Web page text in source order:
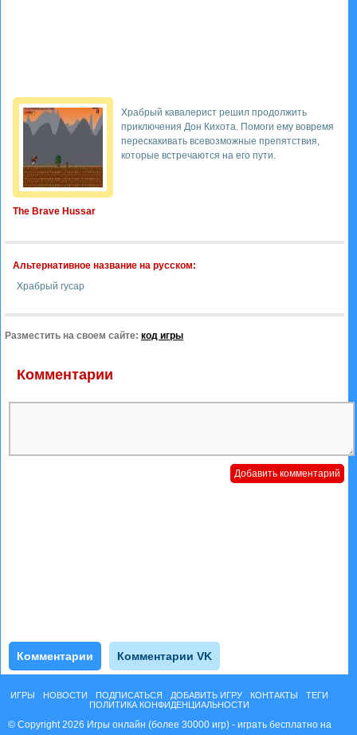
The Brave Hussar
Храбрый кавалерист решил продолжить
приключения Дон Кихота. Помоги ему вовремя
перескакивать всевозможные препятствия,
которые встречаются на его пути.
Альтернативное название на русском:
Храбрый гусар
Разместить на своем сайте: код игры
Комментарии
Комментарии Комментарии VK
ИГРЫ НОВОСТИ ПОДПИСАТЬСЯ ДОБАВИТЬ ИГРУ КОНТАКТЫ
ТЕГИ
ПОЛИТИКА КОНФИДЕНЦИАЛЬНОСТИ
© Copyright 2026 Игры онлайн (более 30000 игр) - играть бесплатно на